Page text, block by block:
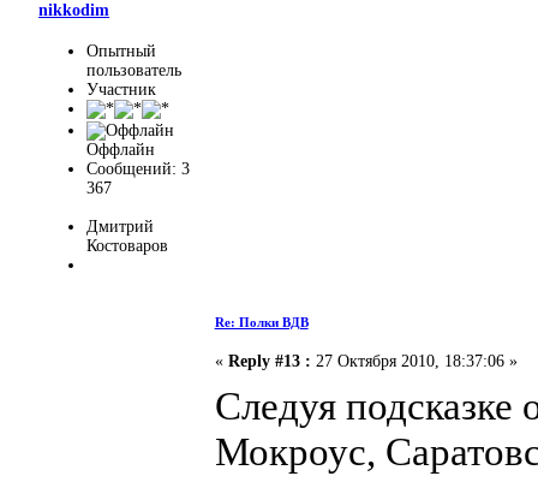
nikkodim
Опытный
пользователь
Участник
Оффлайн
Сообщений: 3
367
Дмитрий
Костоваров
Re: Полки ВДВ
« Reply #13 : 27 Октября 2010, 18:37:06 »
Следуя подсказке
Мокроус,